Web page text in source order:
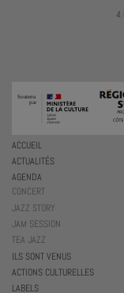
4
ACCUEIL
ACTUALITÉS
AGENDA
CONCERT
JAZZ STORY
JAM SESSION
TEA JAZZ
ILS SONT VENUS
ACTIONS CULTURELLES
LABELS